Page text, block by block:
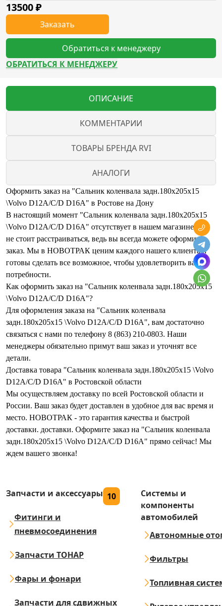
13500₽
Заказать
Обратиться к менеджеру
ОБРАТИТЬСЯ К МЕНЕДЖЕРУ
ОПИСАНИЕ
КОММЕНТАРИИ
ТОВАРЫ БРЕНДА RVI
АНАЛОГИ
Оформить заказ на "Сальник коленвала задн.180x205x15
\Volvo D12A/C/D D16A" в Ростове на Дону
В настоящий момент "Сальник коленвала задн.180x205x15
\Volvo D12A/C/D D16A" отсутствует в нашем магазине. Но
не стоит расстраиваться, ведь вы всегда можете оформить
заказ. Мы в НОВОТРАК ценим каждого нашего клиента и
готовы сделать все возможное, чтобы удовлетворить ваши
потребности.
Как оформить заказ на "Сальник коленвала задн.180x205x15
\Volvo D12A/C/D D16A"?
Для оформления заказа на "Сальник коленвала
задн.180x205x15 \Volvo D12A/C/D D16A", вам достаточно
связаться с нами по телефону 8 (863) 210-0803. Наши
менеджеры обязательно примут ваш заказ и уточнят все
детали.
Доставка товара "Сальник коленвала задн.180x205x15 \Volvo
D12A/C/D D16A" в Ростовской области
Мы осуществляем доставку по всей Ростовской области и
России. Ваш заказ будет доставлен в удобное для вас время и
место. НОВОТРАК - это гарантия качества и быстрой
доставки. доставки. Оформите заказ на "Сальник коленвала
задн.180x205x15 \Volvo D12A/C/D D16A" прямо сейчас! Мы
ждем вашего звонка!
Запчасти и аксессуары 10
Фитинги и
пневмосоединения
Запчасти ТОНАР
Фары и фонари
Запчасти для сдвижных
Системы и
компоненты
автомобилей
Автономные
Фильтры
Топливная